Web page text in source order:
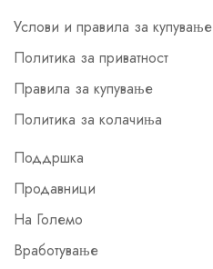
Услови и правила за купување
Политика за приватност
Правила за купување
Политика за колачиња
Поддршка
Продавници
На Големо
Вработување